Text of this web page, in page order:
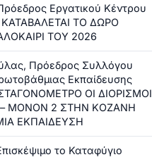
Εργατικού Κέντρου
ΤΟ ΔΩΡΟ
ΤΟΥ 2026
Πρόεδρος Συλλόγου
Εκπαίδευσης
ΟΙ ΔΙΟΡΙΣΜΟΙ
– ΜΟΝΟΝ 2 ΣΤΗΝ ΚΟΖΑΝΗ
ΕΚΠΑΙΔΕΥΣΗ
το Καταφύγιο